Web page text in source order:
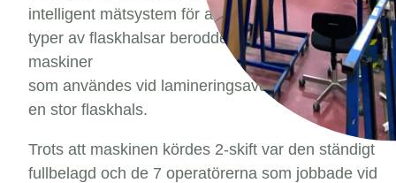
intelligent mätsystem för att samla in vad olika
typer av flaskhalsar berodde på i detalj. En av de
maskiner
som användes vid lamineringsavdelningen innebar
en stor flaskhals.
Trots att maskinen kördes 2-skift var den ständigt
fullbelagd och de 7 operatörerna som jobbade vid